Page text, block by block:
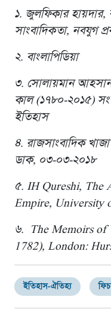
১. জুলফিকার হায়দার,
সাংবাদিকতা, নবযুগ
২. বাংলাপিডিয়া
৩. সোলায়মান
কাল (১৭৮০-২০১৫)
ইতিহাস
৪. রাজসাংবাদিক
ডাক, ০৩-০৩-২০১৮
৫. IH Qureshi, The
Empire, University
৬. The Memoirs of
1782), London:
ইতিহাস-ঐতিহ্য